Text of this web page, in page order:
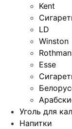
Kent
LD
Winston
Esse
Уголь для
Напитки